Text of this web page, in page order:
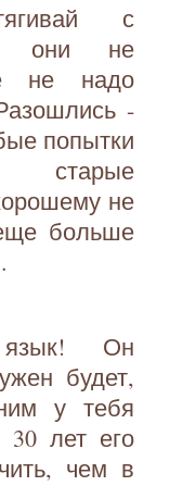
с
они не
не надо
-
попытки
старые
не
больше
язык! Он
будет,
у тебя
лет его
чем в